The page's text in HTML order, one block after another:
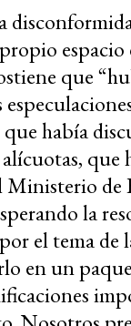
que
había
que
Ministerio de
la
el tema de
en un